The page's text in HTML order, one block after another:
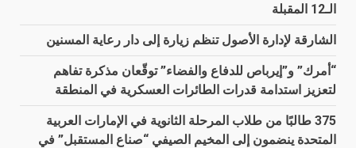
الـ12 المقبلة
الشارقة لإدارة الأصول تنظم زيارة إلى دار رعاية المسنين
“أمرك” و”إيرباص للدفاع والفضاء” توقّعان مذكرة تفاهم
لتعزيز استدامة قدرات الطائرات العسكرية في المنطقة
375 طالبًا من طلاب المرحلة الثانوية في الإمارات العربية
المتحدة ينضمون إلى المخيم الصيفي “صناع المستقبل” في